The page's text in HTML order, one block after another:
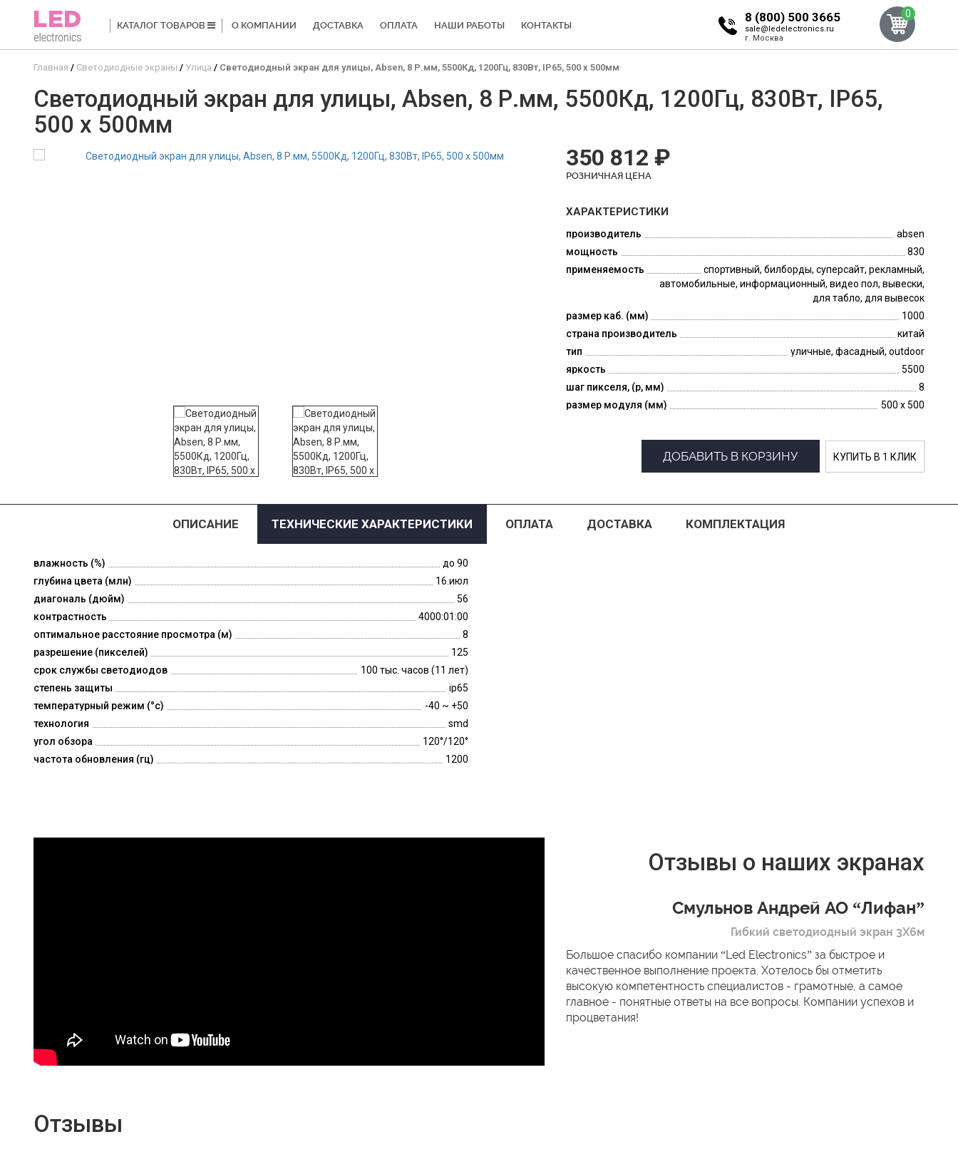
КАТАЛОГ ТОВАРОВ О КОМПАНИИ ДОСТАВКА ОПЛАТА НАШИ РАБОТЫ КОНТАКТЫ
8 (800) 500 3665
sale@ledelectronics.ru
г. Москва
0
Главная Светодиодные экраны Улица Светодиодный экран для улицы, Absen, 8 Р.мм, 5500Кд, 1200Гц, 830Вт, IP65, 500 x 500мм
Светодиодный экран для улицы, Absen, 8 Р.мм, 5500Кд, 1200Гц, 830Вт, IP65,
500 x 500мм
350 812 ₽
РОЗНИЧНАЯ ЦЕНА
ХАРАКТЕРИСТИКИ
производитель
absen
мощность
830
применяемость
спортивный, билборды, суперсайт, рекламный,
автомобильные, информационный, видео пол, вывески,
для табло, для вывесок
размер каб. (мм)
1000
страна производитель
китай
тип
уличные, фасадный, outdoor
яркость
5500
шаг пикселя, (p, мм)
8
размер модуля (мм)
500 x 500
ДОБАВИТЬ В КОРЗИНУ КУПИТЬ В 1 КЛИК
ОПИСАНИЕ ТЕХНИЧЕСКИЕ ХАРАКТЕРИСТИКИ ОПЛАТА ДОСТАВКА КОМПЛЕКТАЦИЯ
влажность (%)
до 90
глубина цвета (млн)
16.июл
диагональ (дюйм)
56
контрастность
4000:01:00
оптимальное расстояние просмотра (м)
8
разрешение (пикселей)
125
срок службы светодиодов
100 тыс. часов (11 лет)
степень защиты
ip65
температурный режим (°c)
-40 ~ +50
технология
smd
угол обзора
120°/120°
частота обновления (гц)
1200
Отзывы о наших экранах
Смульнов Андрей АО “Лифан”
Гибкий светодиодный экран 3Х6м
Большое спасибо компании “Led Electronics” за быстрое и
качественное выполнение проекта. Хотелось бы отметить
высокую компетентность специалистов - грамотные, а самое
главное - понятные ответы на все вопросы. Компании успехов и
процветания!
Отзывы